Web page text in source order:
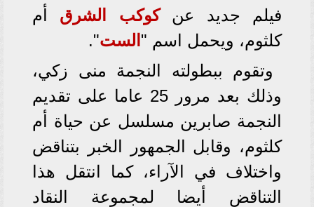
فيلم جديد عنكوكب الشرق أم
كلثوم، ويحمل اسم " الست".
وتقوم ببطولته النجمة منى زكي،
وذلك بعد مرور 25 عاما على تقديم
النجمة صابرين مسلسل عن حياة أم
كلثوم، وقابل الجمهور الخبر بتناقض
واختلاف في الآراء، كما انتقل هذا
التناقض أيضا لمجموعة النقاد